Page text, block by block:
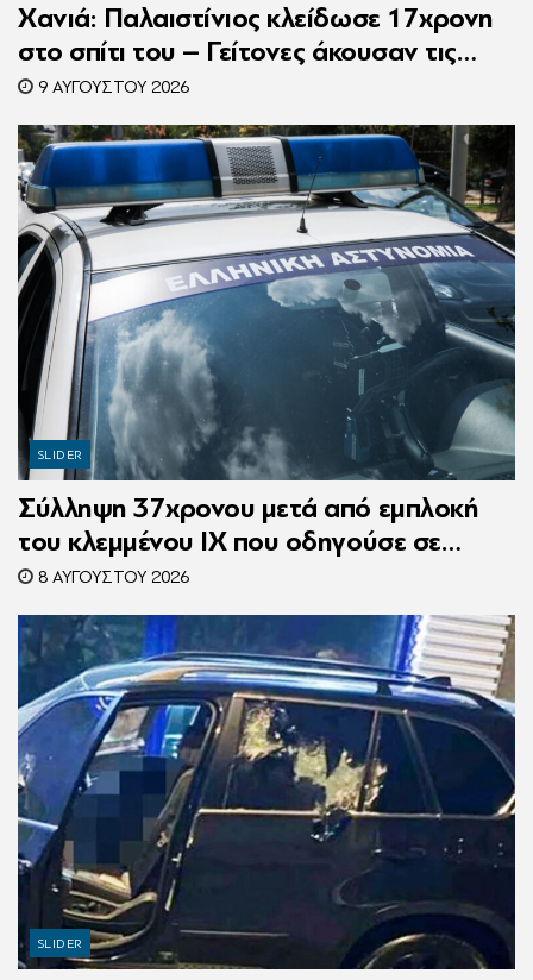
Χανιά: Παλαιστίνιος κλείδωσε 17χρονη
στο σπίτι του – Γείτονες άκουσαν τις
φωνές της και κάλεσαν την Αστυνομία
9 ΑΥΓΟΎΣΤΟΥ 2026
SLIDER
Σύλληψη 37χρονου μετά από εμπλοκή
του κλεμμένου ΙΧ που οδηγούσε σε
τροχαίο
8 ΑΥΓΟΎΣΤΟΥ 2026
SLIDER